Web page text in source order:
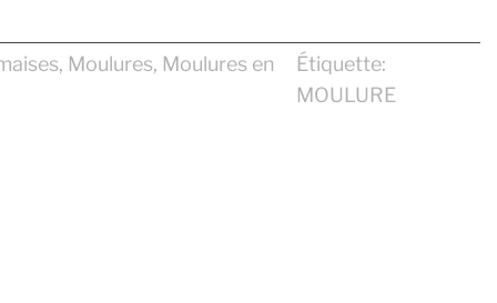
, Moulures, Moulures en
Étiquette:
MOULURE